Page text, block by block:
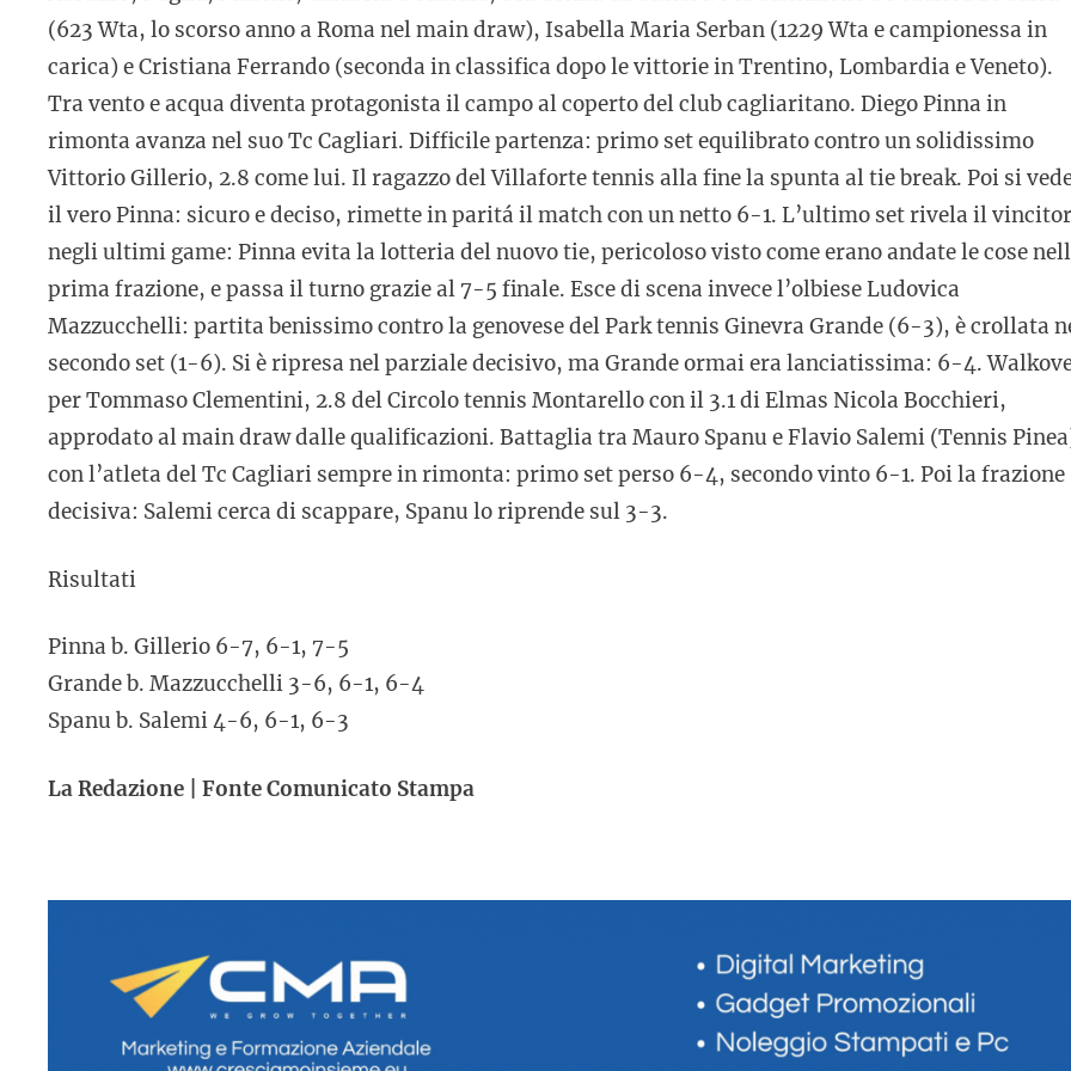
(623 Wta, lo scorso anno a Roma nel main draw), Isabella Maria Serban (1229 Wta e campionessa in
carica) e Cristiana Ferrando (seconda in classifica dopo le vittorie in Trentino, Lombardia e Veneto).
Tra vento e acqua diventa protagonista il campo al coperto del club cagliaritano. Diego Pinna in
rimonta avanza nel suo Tc Cagliari. Difficile partenza: primo set equilibrato contro un solidissimo
Vittorio Gillerio, 2.8 come lui. Il ragazzo del Villaforte tennis alla fine la spunta al tie break. Poi si
il vero Pinna: sicuro e deciso, rimette in paritá il match con un netto 6-1. L’ultimo set rivela il
negli ultimi game: Pinna evita la lotteria del nuovo tie, pericoloso visto come erano andate le cose
prima frazione, e passa il turno grazie al 7-5 finale. Esce di scena invece l’olbiese Ludovica
Mazzucchelli: partita benissimo contro la genovese del Park tennis Ginevra Grande (6-3), è crollata
secondo set (1-6). Si è ripresa nel parziale decisivo, ma Grande ormai era lanciatissima: 6-4.
per Tommaso Clementini, 2.8 del Circolo tennis Montarello con il 3.1 di Elmas Nicola Bocchieri,
approdato al main draw dalle qualificazioni. Battaglia tra Mauro Spanu e Flavio Salemi (Tennis
con l’atleta del Tc Cagliari sempre in rimonta: primo set perso 6-4, secondo vinto 6-1. Poi la frazione
decisiva: Salemi cerca di scappare, Spanu lo riprende sul 3-3.
Risultati
Pinna b. Gillerio 6-7, 6-1, 7-5
Grande b. Mazzucchelli 3-6, 6-1, 6-4
Spanu b. Salemi 4-6, 6-1, 6-3
La Redazione | Fonte Comunicato Stampa